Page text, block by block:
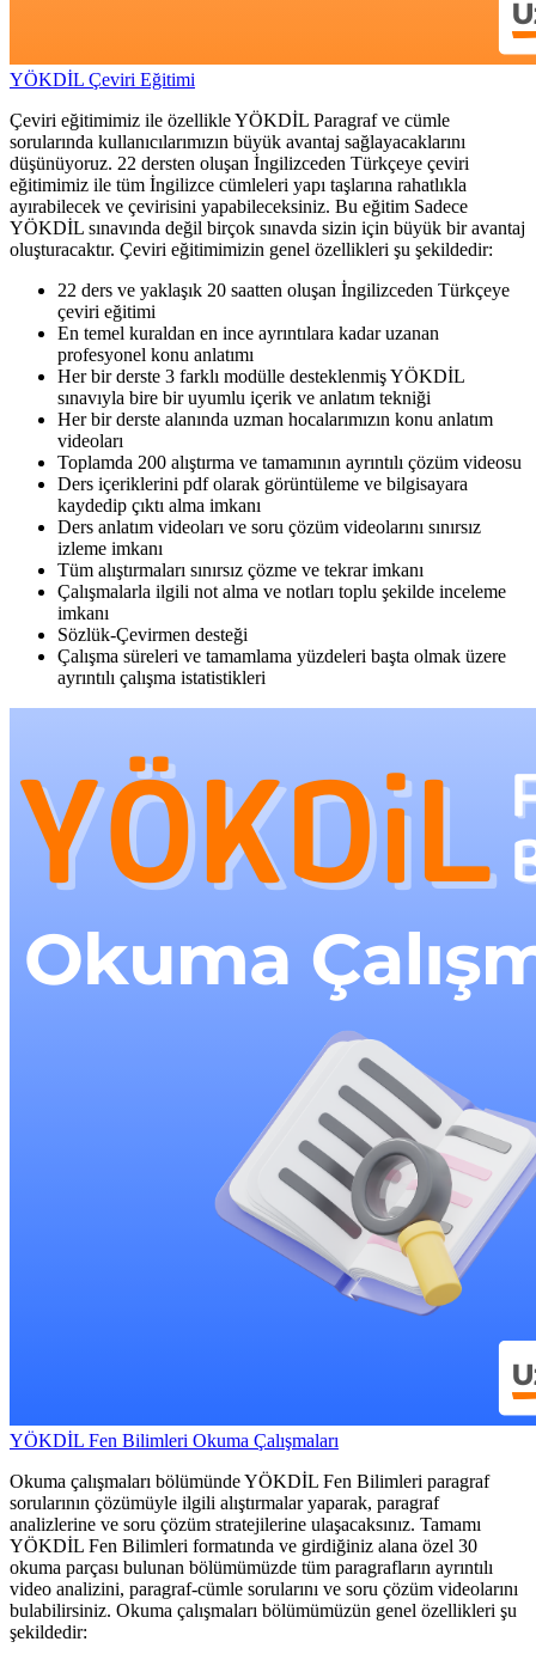
YÖKDİL Çeviri Eğitimi
Çeviri eğitimimiz ile özellikle YÖKDİL Paragraf ve cümle
sorularında kullanıcılarımızın büyük avantaj sağlayacaklarını
düşünüyoruz. 22 dersten oluşan İngilizceden Türkçeye çeviri
eğitimimiz ile tüm İngilizce cümleleri yapı taşlarına rahatlıkla
ayırabilecek ve çevirisini yapabileceksiniz. Bu eğitim Sadece
YÖKDİL sınavında değil birçok sınavda sizin için büyük bir avantaj
oluşturacaktır. Çeviri eğitimimizin genel özellikleri şu şekildedir:
22 ders ve yaklaşık 20 saatten oluşan İngilizceden Türkçeye
çeviri eğitimi
En temel kuraldan en ince ayrıntılara kadar uzanan
profesyonel konu anlatımı
Her bir derste 3 farklı modülle desteklenmiş YÖKDİL
sınavıyla bire bir uyumlu içerik ve anlatım tekniği
Her bir derste alanında uzman hocalarımızın konu anlatım
videoları
Toplamda 200 alıştırma ve tamamının ayrıntılı çözüm videosu
Ders içeriklerini pdf olarak görüntüleme ve bilgisayara
kaydedip çıktı alma imkanı
Ders anlatım videoları ve soru çözüm videolarını sınırsız
izleme imkanı
Tüm alıştırmaları sınırsız çözme ve tekrar imkanı
Çalışmalarla ilgili not alma ve notları toplu şekilde inceleme
imkanı
Sözlük-Çevirmen desteği
Çalışma süreleri ve tamamlama yüzdeleri başta olmak üzere
ayrıntılı çalışma istatistikleri
YÖKDİL Fen Bilimleri Okuma Çalışmaları
Okuma çalışmaları bölümünde YÖKDİL Fen Bilimleri paragraf
sorularının çözümüyle ilgili alıştırmalar yaparak, paragraf
analizlerine ve soru çözüm stratejilerine ulaşacaksınız. Tamamı
YÖKDİL Fen Bilimleri formatında ve girdiğiniz alana özel 30
okuma parçası bulunan bölümümüzde tüm paragrafların ayrıntılı
video analizini, paragraf-cümle sorularını ve soru çözüm videolarını
bulabilirsiniz. Okuma çalışmaları bölümümüzün genel özellikleri şu
şekildedir: